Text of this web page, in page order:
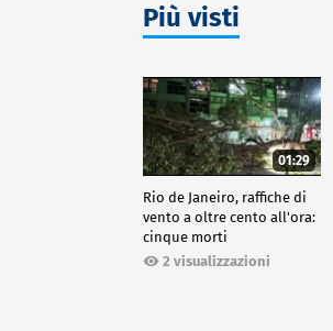
Più visti
01:29
Rio de Janeiro, raffiche di
vento a oltre cento all'ora:
cinque morti
2 visualizzazioni